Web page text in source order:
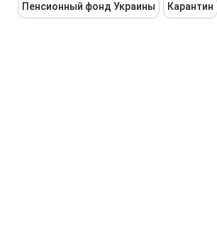
Пенсионный фонд Украины Карантин